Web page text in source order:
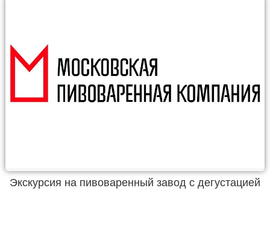
Экскурсия на пивоваренный завод с дегустацией